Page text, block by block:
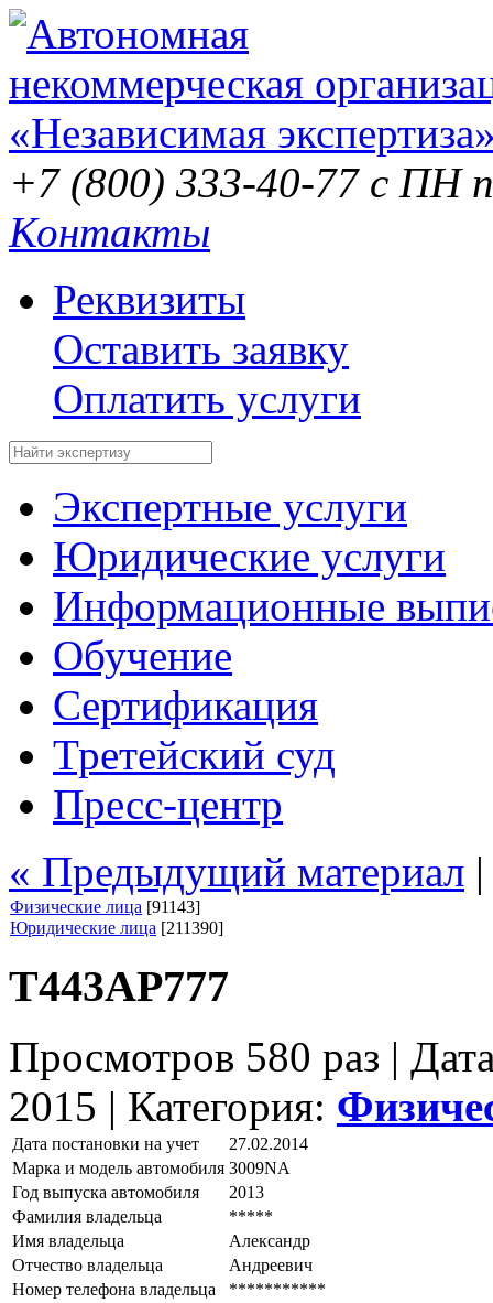
+7 (800) 333-40-77 с ПН
Контакты
Реквизиты
Оставить заявку
Оплатить услуги
Экспертные услуги
Юридические услуги
Информационные
Обучение
Сертификация
Третейский суд
Пресс-центр
« Предыдущий материал
Физические лица [91143]
Юридические лица [211390]
Т443АР777
Просмотров 580 раз |
2015 | Категория:
Дата постановки на учет
27.02.2014
Марка и модель автомобиля 3009NА
Год выпуска автомобиля
2013
Фамилия владельца
*****
Имя владельца
Александр
Отчество владельца
Андреевич
Номер телефона владельца
***********